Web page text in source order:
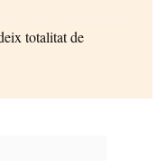
totalitat de